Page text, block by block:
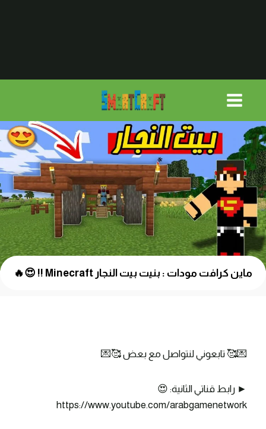
ماين كرافت مودات : بنيت بيت النجار Minecraft !! 😍🔥
💌🥰 تابعوني لنتواصل مع بعض 🥰💌
► رابط قناتي الثانية: 😍
https://www.youtube.com/arabgamenetwork